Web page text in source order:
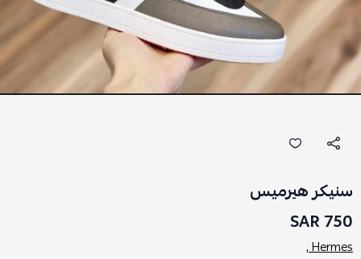
سنيكر هيرميس
750 SAR
Hermes ,